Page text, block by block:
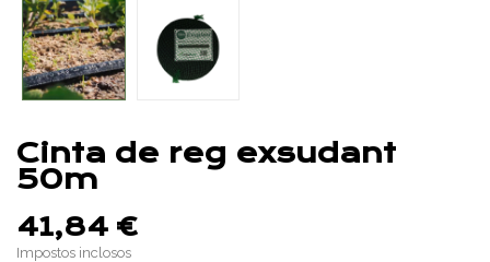
Cinta de reg exsudant
50m
41,84 €
Impostos inclosos